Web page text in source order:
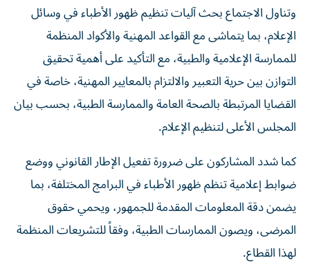
وتناول الاجتماع بحث آليات تنظيم ظهور الأطباء في وسائل
الإعلام، بما يتماشى مع القواعد المهنية والأكواد المنظمة
للممارسة الإعلامية والطبية، مع التأكيد على أهمية تحقيق
التوازن بين حرية التعبير والالتزام بالمعايير المهنية، خاصة في
القضايا المرتبطة بالصحة العامة والممارسة الطبية، بحسب بيان
المجلس الأعلى لتنظيم الإعلام.
كما شدد المشاركون على ضرورة تفعيل الإطار القانوني ووضع
ضوابط إعلامية تنظم ظهور الأطباء في البرامج المختلفة، بما
يضمن دقة المعلومات المقدمة للجمهور، ويحمي حقوق
المرضى، ويصون الممارسات الطبية، وفقاً للتشريعات المنظمة
لهذا القطاع.